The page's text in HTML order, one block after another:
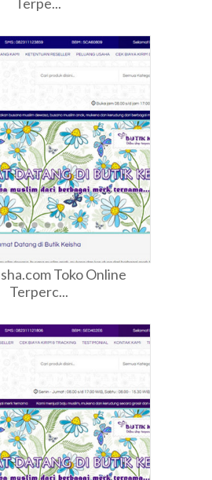
Toko Online
Terperc...